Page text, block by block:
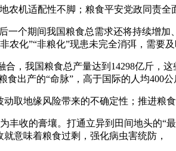
适配性不脚；粮食平安党政同责全
个期间我国粮食总需求还将持续增加
农化”“非粮化”现患未完全消弭，需要及
我国粮食总产量达到14298亿斤，这
出产的“命脉”，高于国际的人均400
地缘风险带来的不确定性；推进粮食
收的膏壤。打通立异到田间地头的“
就意味着粮食过剩，强化病虫害统防，